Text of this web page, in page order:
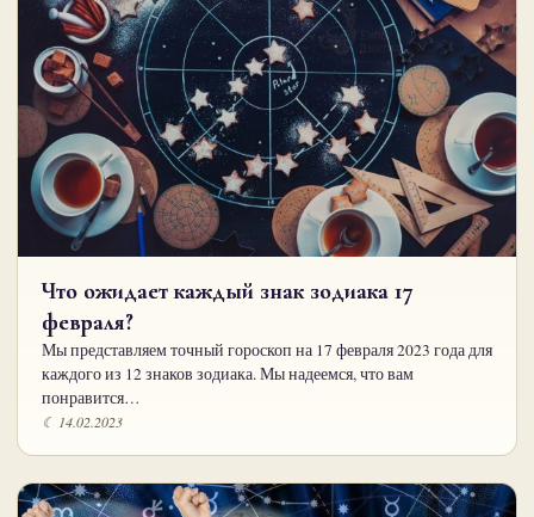
Что ожидает каждый знак зодиака 17
февраля?
Мы представляем точный гороскоп на 17 февраля 2023 года для
каждого из 12 знаков зодиака. Мы надеемся, что вам
понравится…
☾ 14.02.2023